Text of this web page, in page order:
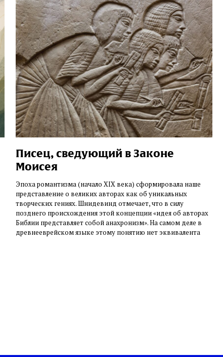
Писец, сведующий в Законе
Моисея
Эпоха романтизма (начало XIX века) сформировала наше
представление о великих авторах как об уникальных
творческих гениях. Шнидевинд отмечает, что в силу
позднего происхождения этой концепции «идея об авторах
Библии представляет собой анахронизм». На самом деле в
древнееврейском языке этому понятию нет эквивалента